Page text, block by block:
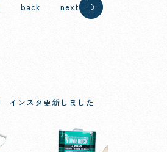
back next
インスタ更新しました